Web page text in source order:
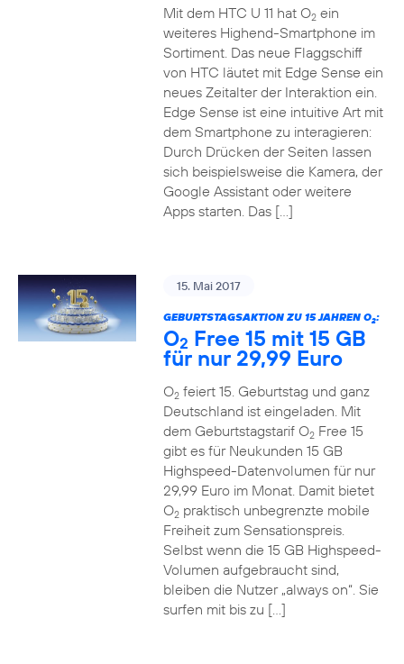
Mit dem HTC U 11 hat O2ein
weiteres Highend-Smartphone im
Sortiment. Das neue Flaggschiff
von HTC läutet mit Edge Sense ein
neues Zeitalter der Interaktion ein.
Edge Sense ist eine intuitive Art mit
dem Smartphone zu interagieren:
Durch Drücken der Seiten lassen
sich beispielsweise die Kamera, der
Google Assistant oder weitere
Apps starten. Das […]
15. Mai 2017
GEBURTSTAGSAKTION ZU 15 JAHREN O2:
O2 Free 15 mit 15 GB
für nur 29,99 Euro
O2feiert 15. Geburtstag und ganz
Deutschland ist eingeladen. Mit
dem Geburtstagstarif O2Free 15
gibt es für Neukunden 15 GB
Highspeed-Datenvolumen für nur
29,99 Euro im Monat. Damit bietet
O2praktisch unbegrenzte mobile
Freiheit zum Sensationspreis.
Selbst wenn die 15 GB Highspeed-
Volumen aufgebraucht sind,
bleiben die Nutzer „always on“. Sie
surfen mit bis zu […]